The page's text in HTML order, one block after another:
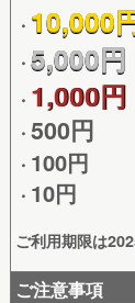
・ 10,000
・5,000円
・ 1,000円
・500円
・ 100円
・ 10円
ご利用期限は
ご注意事項